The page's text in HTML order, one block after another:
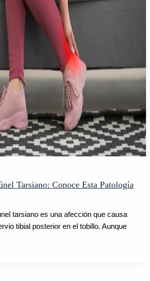
Tarsiano: Conoce Esta Patología
tarsiano es una afección que causa
tibial posterior en el tobillo. Aunque